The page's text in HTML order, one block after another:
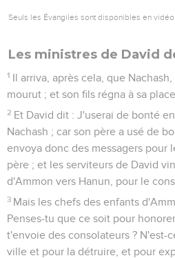
Seuls les Évangiles sont disponibles en vidéo
Les ministres de David
1 Il arriva, après cela, que
mourut ; et son fils régna à sa place.
2 Et David dit : J'userai de bonté
Nachash ; car son père a usé de
envoya donc des messagers pour
père ; et les serviteurs de David
d'Ammon vers Hanun, pour le
3 Mais les chefs des enfants
Penses-tu que ce soit pour
t'envoie des consolateurs ? N'est-
ville et pour la détruire, et pour